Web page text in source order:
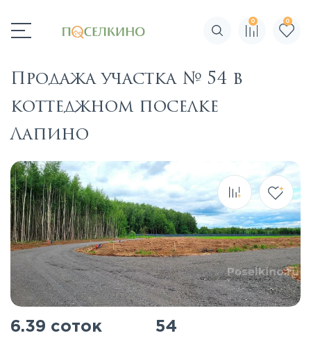
Поиск по сайту
0 0
Продажа участка № 54 в
коттеджном поселке
Лапино
6.39 соток 54